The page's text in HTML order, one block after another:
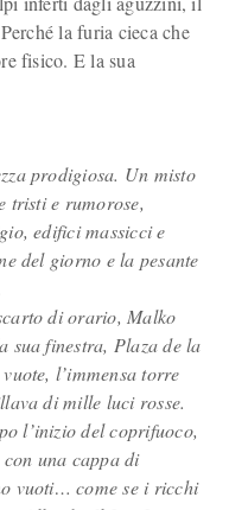
la furia cieca che
fisico. E la sua
prodigiosa. Un misto
tristi e rumorose,
edifici massicci e
del giorno e la pesante
di orario, Malko
sua finestra, Plaza de la
l’immensa torre
di mille luci rosse.
l’inizio del coprifuoco,
una cappa di
vuoti… come se i ricchi